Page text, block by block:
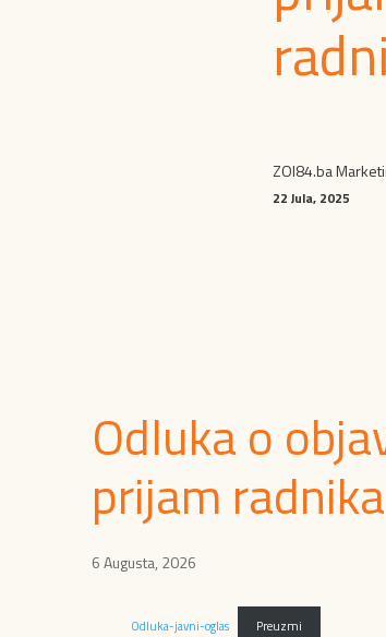
ZOI84.ba
22 Jula, 2025
Odluka o
prijam radnika
6 Augusta, 2026
Odluka-javni-oglas Preuzmi